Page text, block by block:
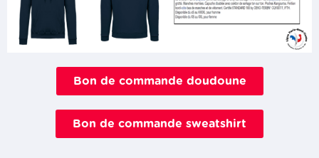
Bon de commande doudoune
Bon de commande sweatshirt